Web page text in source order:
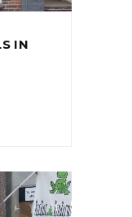
IN